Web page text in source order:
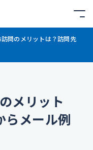
訪問のメリットは？訪問先
メリット
らメール例